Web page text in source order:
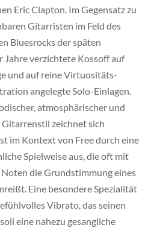
Eric Clapton. Im Gegensatz zu
Gitarristen im Feld des
Bluesrocks der späten
Jahre verzichtete Kossoff auf
und auf reine Virtuositäts-
angelegte Solo-Einlagen.
atmosphärischer und
zeichnet sich
im Kontext von Free durch eine
Spielweise aus, die oft mit
die Grundstimmung eines
Eine besondere Spezialität
Vibrato, das seinen
eine nahezu gesangliche